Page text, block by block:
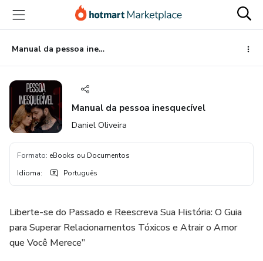
para
conteúdo
principal
para
pagamento
para
rodapé
Manual da pessoa inesquecível
Manual da pessoa inesquecível
Daniel Oliveira
Formato: eBooks ou Documentos
Idioma: Português
Liberte-se do Passado e Reescreva Sua História: O Guia
para Superar Relacionamentos Tóxicos e Atrair o Amor
que Você Merece”